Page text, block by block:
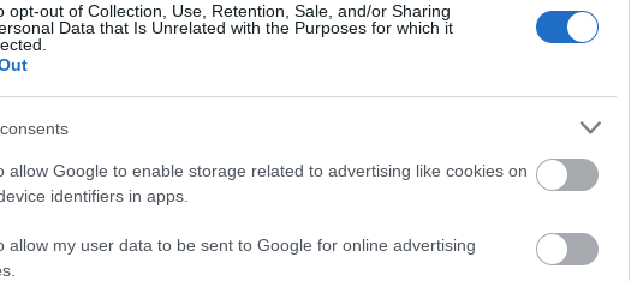
opt-out of Collection, Use, Retention, Sale, and/or Sharing
Data that Is Unrelated with the Purposes for which it
allow Google to enable storage related to advertising like cookies on
identifiers in apps.
allow my user data to be sent to Google for online advertising
η πιο Εύκολη Πιστοποίηση Υπολογιστών σε 2
proson.gr στα αποτελέσματα αναζήτησης της Google